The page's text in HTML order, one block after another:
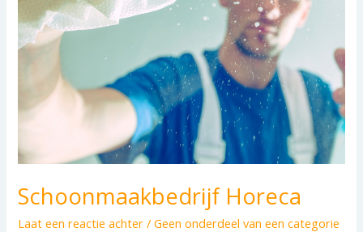
Schoonmaakbedrijf Horeca
Laat een reactie achter /Geen onderdeel van een categorie